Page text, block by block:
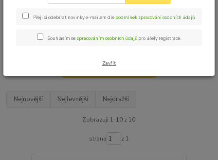
Obojek z velurové kůže 55 cm
Upřesnit parametry
Nejnovější Nejlevnější Nejdražší
Zobrazuji 1-10 z 10
strana z 1
Přeji si odebírat novinky e-mailem dle podmínek zpracování osobních údajů.
Souhlasím se zpracováním osobních údajů pro účely registrace.
Zavřít